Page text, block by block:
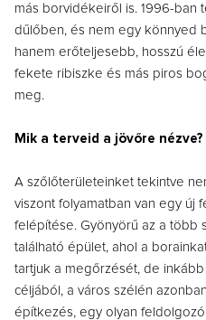
más borvidékeiről is. 1996-
dűlőben, és nem egy könnyed
hanem erőteljesebb, hosszú
fekete ribiszke és más piros
meg.
Mik a terveid a jövőre nézve?
A szőlőterületeinket tekintve
viszont folyamatban van egy új
felépítése. Gyönyörű az a több
található épület, ahol a
tartjuk a megőrzését, de
céljából, a város szélén
építkezés, egy olyan